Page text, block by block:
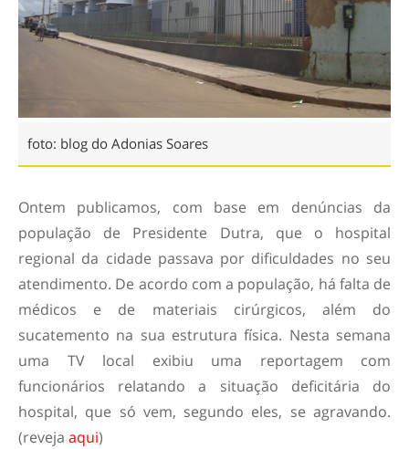
foto: blog do Adonias Soares
Ontem publicamos, com base em denúncias da
população de Presidente Dutra, que o hospital
regional da cidade passava por dificuldades no seu
atendimento. De acordo com a população, há falta de
médicos e de materiais cirúrgicos, além do
sucatemento na sua estrutura física. Nesta semana
uma TV local exibiu uma reportagem com
funcionários relatando a situação deficitária do
hospital, que só vem, segundo eles, se agravando.
(reveja aqui)